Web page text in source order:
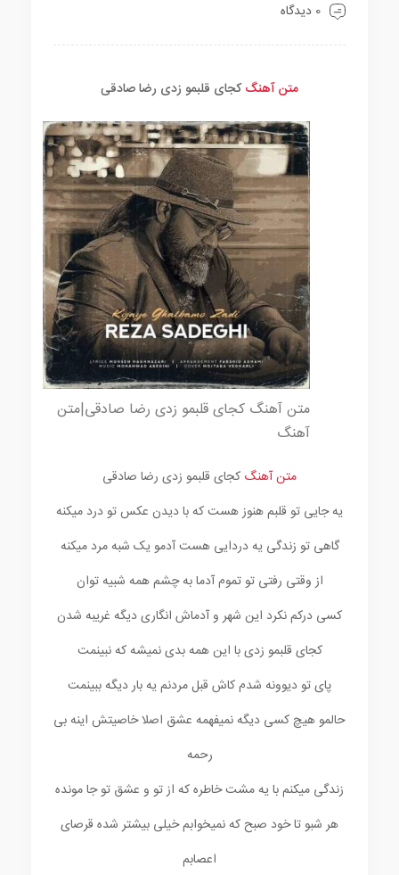
0 دیدگاه
متن آهنگ کجای قلبمو زدی رضا صادقی
متن آهنگ کجای قلبمو زدی رضا صادقی|متن
آهنگ
متن آهنگ کجای قلبمو زدی رضا صادقی
یه جایی تو قلبم هنوز هست که با دیدن عکس تو درد میکنه
گاهی تو زندگی یه دردایی هست آدمو یک شبه مرد میکنه
از وقتی رفتی تو تموم آدما به چشم همه شبیه توان
کسی درکم نکرد این شهر و آدماش انگاری دیگه غریبه شدن
کجای قلبمو زدی با این همه بدی نمیشه که نبینمت
پای تو دیوونه شدم کاش قبل مردنم یه بار دیگه ببینمت
حالمو هیچ کسی دیگه نمیفهمه عشق اصلا خاصیتش اینه بی
رحمه
زندگی میکنم با یه مشت خاطره که از تو و عشق تو جا مونده
هر شبو تا خود صبح که نمیخوابم خیلی بیشتر شده قرصای
اعصابم